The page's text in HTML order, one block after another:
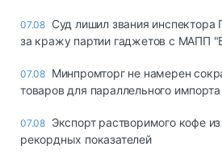
07.08 Суд лишил звания
за кражу партии гаджетов с МАПП
07.08 Минпромторг не намерен
товаров для параллельного импорта
07.08 Экспорт растворимого кофе
рекордных показателей